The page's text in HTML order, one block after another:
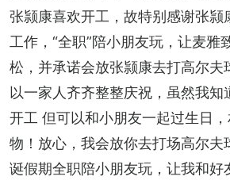
张颕康喜欢开工，故特别感谢张颕
工作，“全职”陪小朋友玩，让麦雅
松，并承诺会放张颕康去打高尔夫
以一家人齐齐整整庆祝，虽然我知
开工 但可以和小朋友一起过生日
物！放心，我会放你去打场高尔夫
诞假期全职陪小朋友玩，让我和好